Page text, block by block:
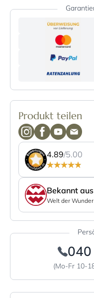
Produkt teilen
4.89/5.00
Bekannt aus
Welt der
(Mo-Fr 10-